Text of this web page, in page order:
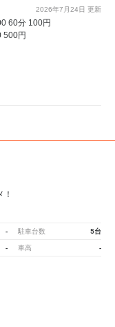
2026年7月24日 更新
60分 100円
500円
- 駐車台数 5台
- 車高 -